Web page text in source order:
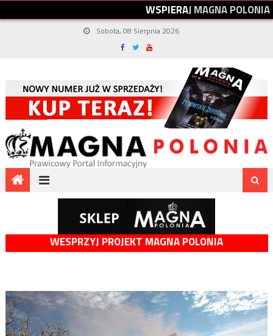
WSPIERAJMAGNAPOLONIA
Sobota, 08 Sierpnia 2026
WESPRZYJ PROJEKT MAGNA POLONIA